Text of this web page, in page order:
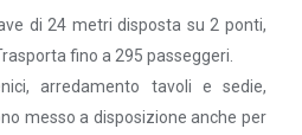
di 24 metri disposta su 2 ponti,
fino a 295 passeggeri.
arredamento tavoli e sedie,
messo a disposizione anche per